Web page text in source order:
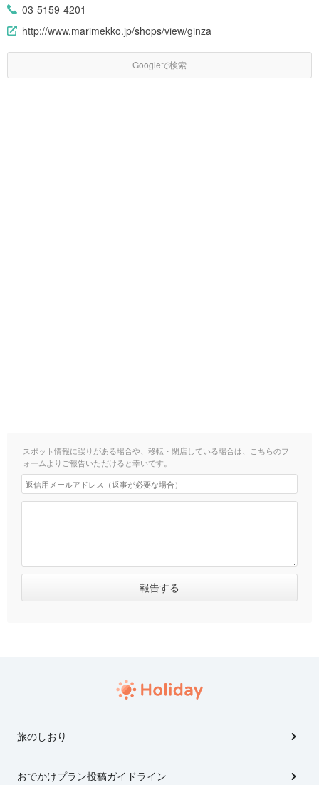
03-5159-4201
http://www.marimekko.jp/shops/view/ginza
Googleで検索
スポット情報に誤りがある場合や、移転・閉店している場合は、こちらのフ
ォームよりご報告いただけると幸いです。
旅のしおり
おでかけプラン投稿ガイドライン